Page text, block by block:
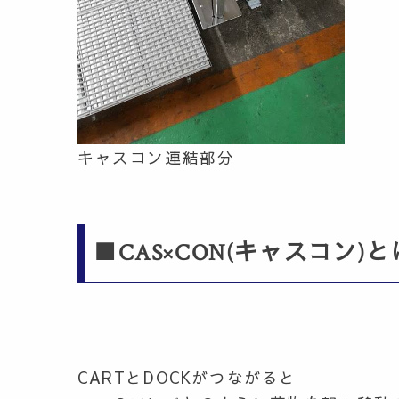
キャスコン連結部分
■CAS×CON(キャスコン)と
CARTとDOCKがつながると